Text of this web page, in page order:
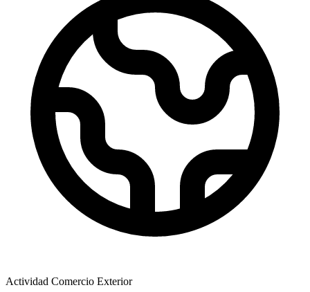
Actividad Comercio Exterior